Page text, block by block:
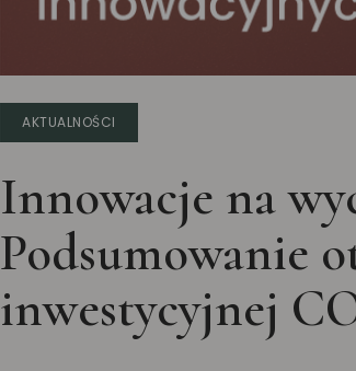
AKTUALNOŚCI
Innowacje na
Podsumowanie
inwestycyjnej